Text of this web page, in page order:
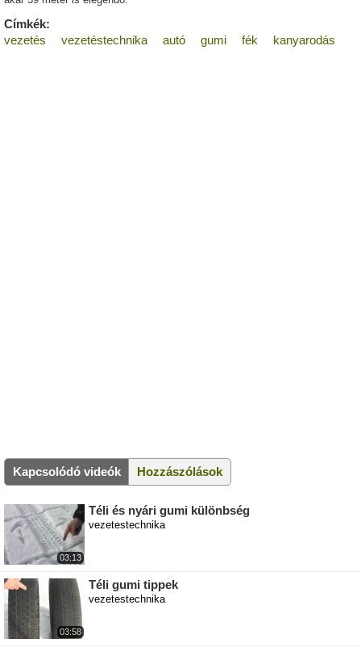
Címkék:
vezetés
vezetéstechnika autó gumi fék kanyarodás
Kapcsolódó videók Hozzászólások
03:13
Téli és nyári gumi különbség
vezetestechnika
03:58
Téli gumi tippek
vezetestechnika